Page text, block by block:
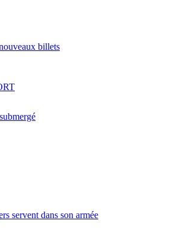
billets
servent dans son armée